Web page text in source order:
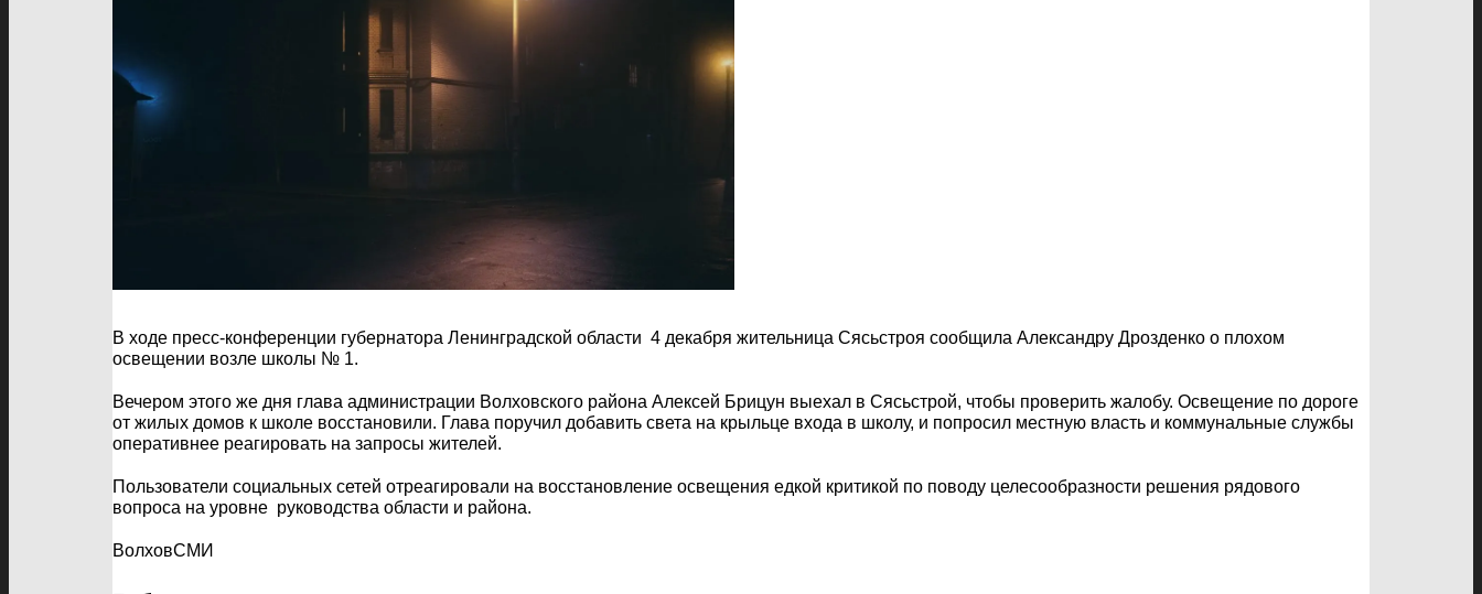
В ходе пресс-конференции губернатора Ленинградской области 4 декабря жительница Сясьстроя сообщила Александру Дрозденко о плохом
освещении возле школы № 1.
Вечером этого же дня глава администрации Волховского района Алексей Брицун выехал в Сясьстрой, чтобы проверить жалобу. Освещение по дороге
от жилых домов к школе восстановили. Глава поручил добавить света на крыльце входа в школу, и попросил местную власть и коммунальные службы
оперативнее реагировать на запросы жителей.
Пользователи социальных сетей отреагировали на восстановление освещения едкой критикой по поводу целесообразности решения рядового
вопроса на уровне руководства области и района.
ВолховСМИ